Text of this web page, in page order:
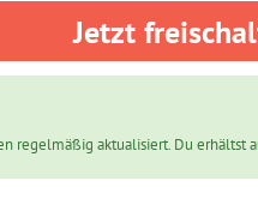
Jetzt
regelmäßig aktualisiert. Du erhältst